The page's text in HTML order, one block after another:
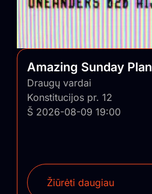
Amazing Sunday Plan
Draugų vardai
Konstitucijos pr. 12
Š 2026-08-09 19:00
Žiūrėti daugiau